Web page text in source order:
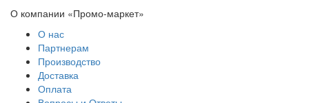
О компании «Промо-маркет»
О нас
Партнерам
Производство
Доставка
Оплата